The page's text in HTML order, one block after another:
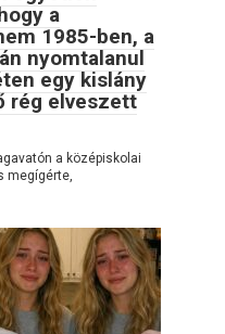
a
1985-ben, a
nyomtalanul
egy kislány
rég elveszett
a középiskolai
megígérte,